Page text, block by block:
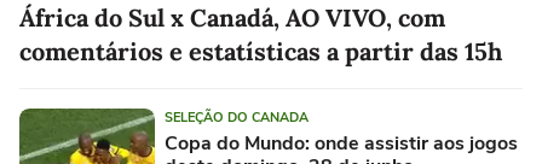
África do Sul x Canadá, AO VIVO, com
comentários e estatísticas a partir das 15h
SELEÇÃO DO CANADA
Copa do Mundo: onde assistir aos jogos